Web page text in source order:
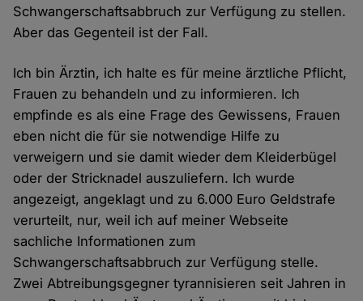
Schwangerschaftsabbruch zur Verfügung zu stellen.
Aber das Gegenteil ist der Fall.
Ich bin Ärztin, ich halte es für meine ärztliche Pflicht,
Frauen zu behandeln und zu informieren. Ich
empfinde es als eine Frage des Gewissens, Frauen
eben nicht die für sie notwendige Hilfe zu
verweigern und sie damit wieder dem Kleiderbügel
oder der Stricknadel auszuliefern. Ich wurde
angezeigt, angeklagt und zu 6.000 Euro Geldstrafe
verurteilt, nur, weil ich auf meiner Webseite
sachliche Informationen zum
Schwangerschaftsabbruch zur Verfügung stelle.
Zwei Abtreibungsgegner tyrannisieren seit Jahren in